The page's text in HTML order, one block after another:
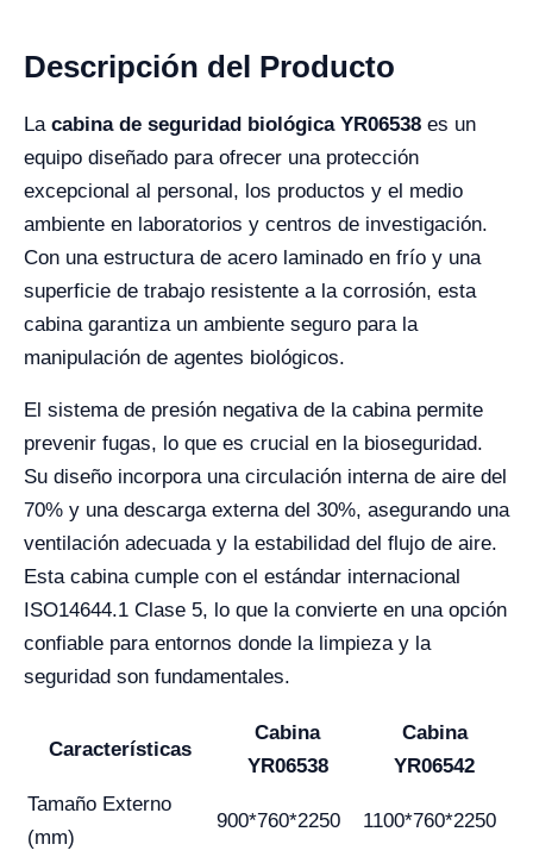
Descripción del Producto
La cabina de seguridad biológica YR06538 es un
equipo diseñado para ofrecer una protección
excepcional al personal, los productos y el medio
ambiente en laboratorios y centros de investigación.
Con una estructura de acero laminado en frío y una
superficie de trabajo resistente a la corrosión, esta
cabina garantiza un ambiente seguro para la
manipulación de agentes biológicos.
El sistema de presión negativa de la cabina permite
prevenir fugas, lo que es crucial en la bioseguridad.
Su diseño incorpora una circulación interna de aire del
70% y una descarga externa del 30%, asegurando una
ventilación adecuada y la estabilidad del flujo de aire.
Esta cabina cumple con el estándar internacional
ISO14644.1 Clase 5, lo que la convierte en una opción
confiable para entornos donde la limpieza y la
seguridad son fundamentales.
Características
Cabina
YR06538
Cabina
YR06542
Tamaño Externo
(mm)
900*760*2250 1100*760*2250